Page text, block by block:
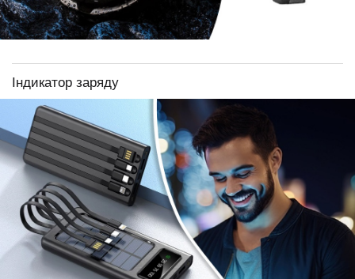
Індикатор заряду